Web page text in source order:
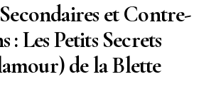
et Contre-
: Les Petits Secrets
de la Blette